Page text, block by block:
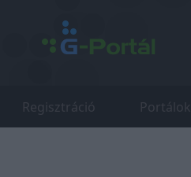
Regisztráció Portálok